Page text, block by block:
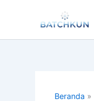
Beranda